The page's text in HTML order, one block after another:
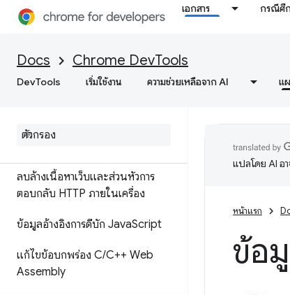
เอกสาร กรณีศึ
Docs Chrome DevTools
DevTools เริ่มใช้งาน ความช่วยเหลือจาก AI แ
แทนที่จะใช้กับการแมปแหล่งที่มา
ส่วนขยายการแมปแหล่งที่มาของ
ตั้งค่าพื้นที่ทํางานเพื่อบันทึกการ
ลบล้างเนื้อหาเว็บและส่วนหัวการ
ตอบกลับ HTTP ภายในเครื่อง
ข้อมูลอ้างอิงการดีบัก JavaScript
แก้ไขข้อบกพร่อง C/C++ Web
Assembly
แปลโดย AI อ
หน้าแรก
ข้อ